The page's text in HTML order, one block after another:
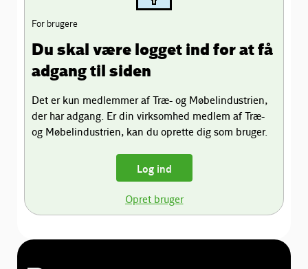
For brugere
Du skal være logget ind for at få
adgang til siden
Det er kun medlemmer af Træ- og Møbelindustrien,
der har adgang. Er din virksomhed medlem af Træ-
og Møbelindustrien, kan du oprette dig som bruger.
Log ind
Opret bruger